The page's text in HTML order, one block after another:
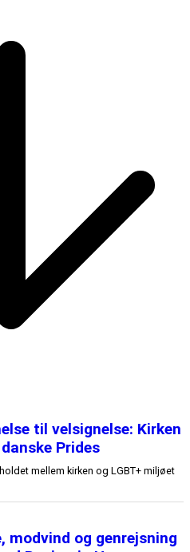
til velsignelse: Kirken
Prides
mellem kirken og LGBT+ miljøet
modvind og genrejsning